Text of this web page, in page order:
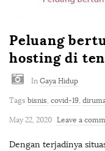
Peluang
hosting di
In Gaya Hidup
Tags bisnis, covid-19,
May 22, 2020 Leave a
Dengan terjadinya